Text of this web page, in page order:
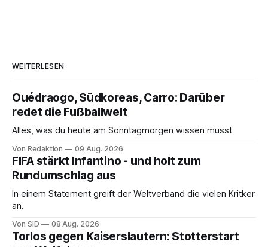
WEITERLESEN
Ouédraogo, Südkoreas, Carro: Darüber
redet die Fußballwelt
Alles, was du heute am Sonntagmorgen wissen musst
Von Redaktion 09 Aug. 2026
FIFA stärkt Infantino - und holt zum
Rundumschlag aus
In einem Statement greift der Weltverband die vielen Kritker
an.
Von SID 08 Aug. 2026
Torlos gegen Kaiserslautern: Stotterstart